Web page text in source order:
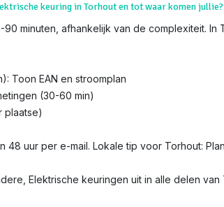
keuring in Torhout en tot waar komen jullie?
minuten, afhankelijk van de complexiteit.
Toon EAN en stroomplan
(30-60 min)
plaatse)
48 uur per e-mail. Lokale tip voor Torhout:
Elektrische keuringen uit in alle delen van